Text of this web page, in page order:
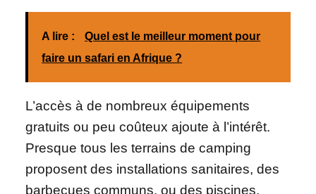
A lire :
Quel est le meilleur moment pour
faire un safari en Afrique ?
L’accès à de nombreux équipements
gratuits ou peu coûteux ajoute à l’intérêt.
Presque tous les terrains de camping
proposent des installations sanitaires, des
barbecues communs, ou des piscines,